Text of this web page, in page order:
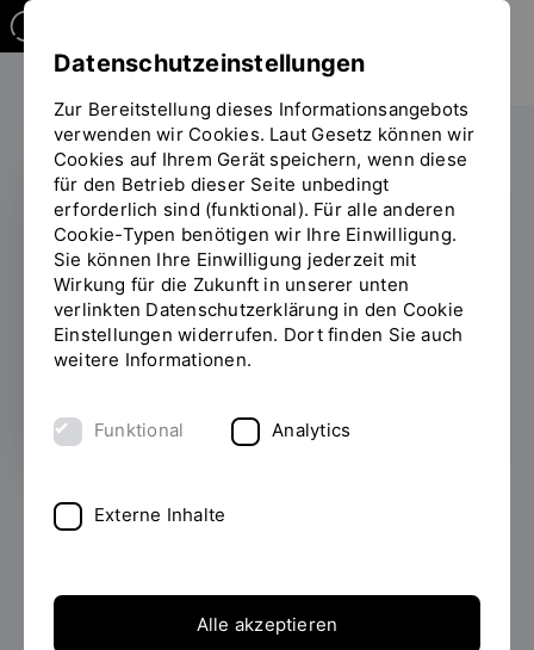
Symposium Künstliche
Intelligenz und Data
Science
Alle News
24. JUNI 2024
Datenschutzeinstellungen
Zur Bereitstellung dieses Informationsangebots
verwenden wir Cookies. Laut Gesetz können wir
Cookies auf Ihrem Gerät speichern, wenn diese
für den Betrieb dieser Seite unbedingt
erforderlich sind (funktional). Für alle anderen
Cookie-Typen benötigen wir Ihre Einwilligung.
Sie können Ihre Einwilligung jederzeit mit
Wirkung für die Zukunft in unserer unten
verlinkten Datenschutzerklärung in den Cookie
Einstellungen widerrufen. Dort finden Sie auch
weitere Informationen.
Funktional Analytics
Externe Inhalte
Alle akzeptieren